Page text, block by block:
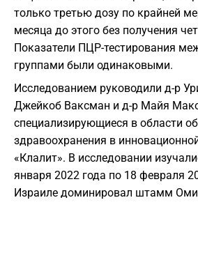
только третью дозу по крайней
месяца до этого без получения
Показатели ПЦР-тестирования
группами были одинаковыми.
Исследованием руководили д-р
Джейкоб Ваксман и д-р Майя
специализирующиеся в области
здравоохранения в
«Клалит». В исследовании
января 2022 года по 18 февраля
Израиле доминировал штамм